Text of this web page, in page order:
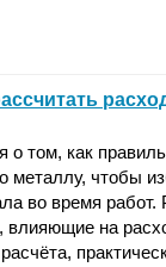
о том, как
металлу, чтобы
во время работ.
на